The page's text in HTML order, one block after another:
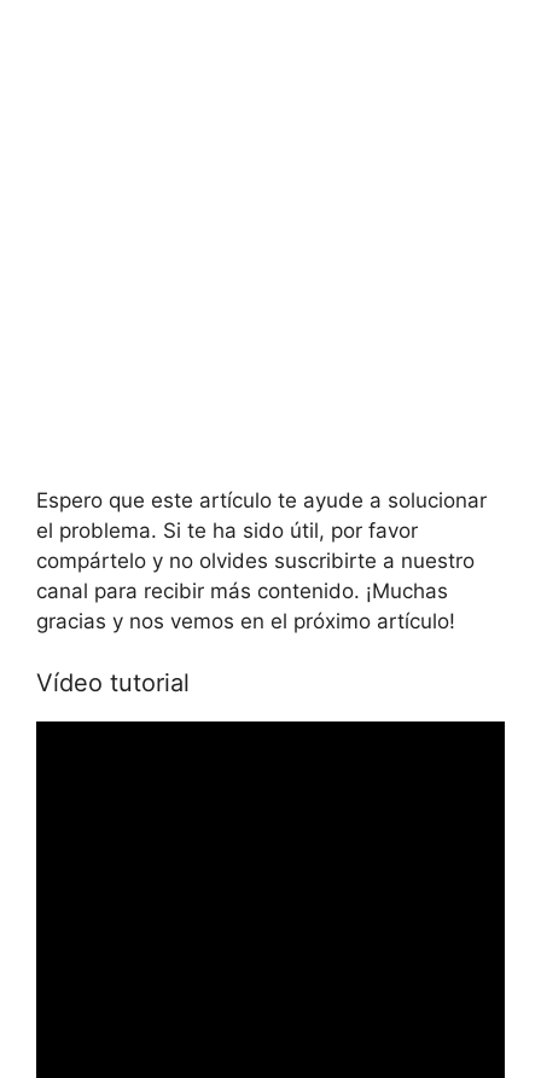
Espero que este artículo te ayude a solucionar
el problema. Si te ha sido útil, por favor
compártelo y no olvides suscribirte a nuestro
canal para recibir más contenido. ¡Muchas
gracias y nos vemos en el próximo artículo!
Vídeo tutorial